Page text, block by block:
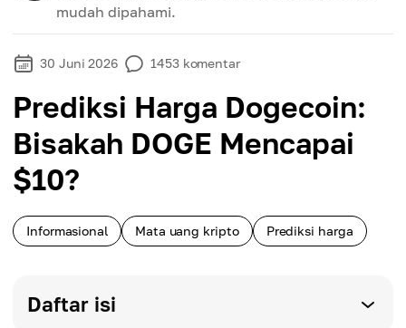
mudah dipahami.
30 Juni 2026 1453 komentar
Prediksi Harga Dogecoin:
Bisakah DOGE Mencapai
$10?
Informasional Mata uang kripto Prediksi harga
Daftar isi